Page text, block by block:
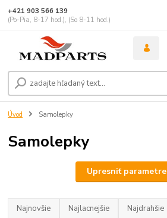
+421 903 566 139
(Po-Pia, 8-17 hod.), (So 8-11 hod.)
Úvod Samolepky
Samolepky
Upresniť parametre
Najnovšie Najlacnejšie Najdrahšie